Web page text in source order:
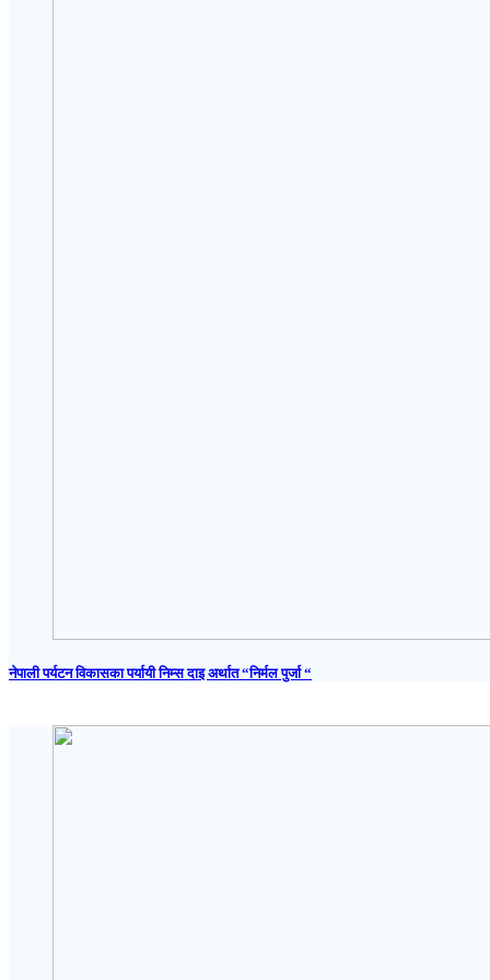
नेपाली पर्यटन विकासका पर्यायी निम्स दाइ अर्थात “निर्मल पुर्जा “